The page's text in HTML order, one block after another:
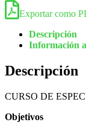
14001.
Exportar como
Descripción
Información
Descripción
CURSO DE
Objetivos